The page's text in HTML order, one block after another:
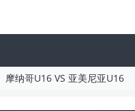
摩纳哥U16 VS 亚美尼亚U16